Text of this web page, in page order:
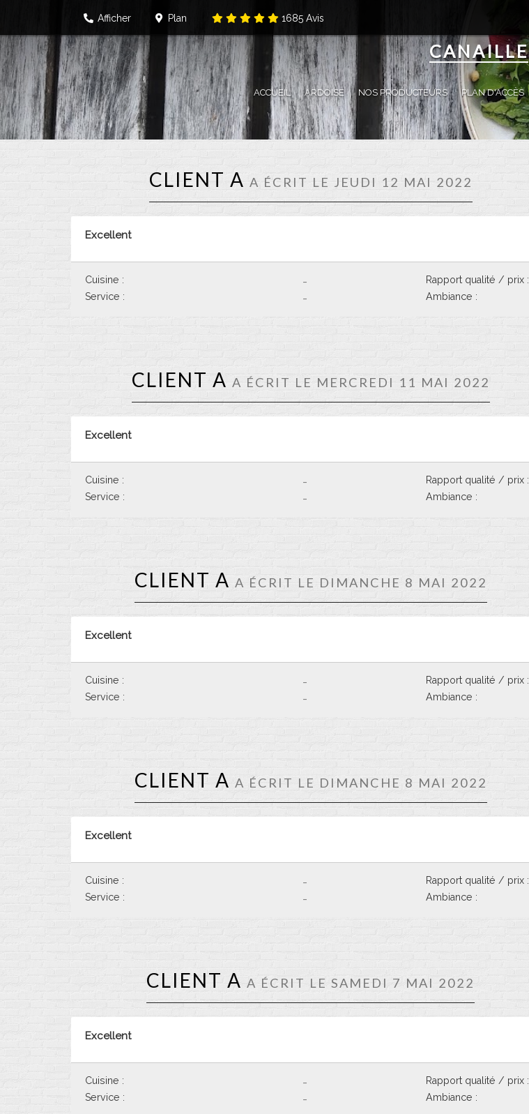
Afficher Plan 1685 Avis
CANAILLE
ACCUEIL ARDOISE NOS PRODUCTEURS PLAN D'ACCÈS
CLIENT A A ÉCRIT LE JEUDI 12 MAI 2022
Excellent
-
Cuisine : Rapport qualité / prix :
-
Service : Ambiance :
CLIENT A A ÉCRIT LE MERCREDI 11 MAI 2022
Excellent
-
Cuisine : Rapport qualité / prix :
-
Service : Ambiance :
CLIENT A A ÉCRIT LE DIMANCHE 8 MAI 2022
Excellent
-
Cuisine : Rapport qualité / prix :
-
Service : Ambiance :
CLIENT A A ÉCRIT LE DIMANCHE 8 MAI 2022
Excellent
-
Cuisine : Rapport qualité / prix :
-
Service : Ambiance :
CLIENT A A ÉCRIT LE SAMEDI 7 MAI 2022
Excellent
-
Cuisine : Rapport qualité / prix :
-
Service : Ambiance :